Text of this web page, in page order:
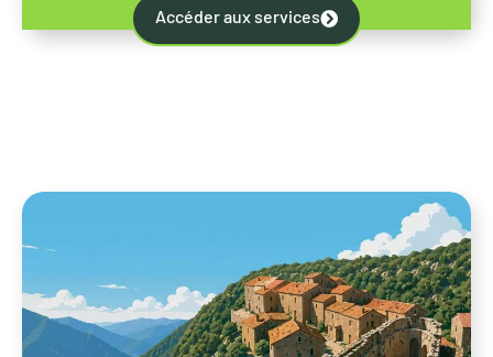
Accéder aux services